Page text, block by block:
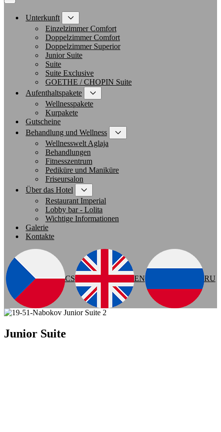
Unterkunft
Einzelzimmer Comfort
Doppelzimmer Comfort
Doppelzimmer Superior
Junior Suite
Suite
Suite Exclusive
GOETHE / CHOPIN Suite
Aufenthaltspakete
Wellnesspakete
Kurpakete
Gutscheine
Behandlung und Wellness
Wellnesswelt Aglaja
Behandlungen
Fitnesszentrum
Pediküre und Maniküre
Friseursalon
Über das Hotel
Restaurant Imperial
Lobby bar - Lolita
Wichtige Informationen
Galerie
Kontakte
CS EN RU
Junior Suite